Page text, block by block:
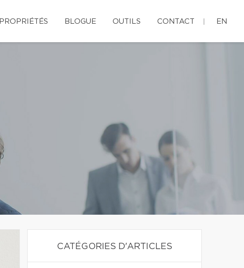
PROPRIÉTÉS BLOGUE OUTILS CONTACT EN
CATÉGORIES D'ARTICLES